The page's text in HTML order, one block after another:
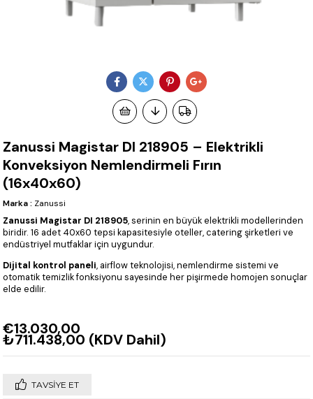
Zanussi Magistar DI 218905 – Elektrikli
Konveksiyon Nemlendirmeli Fırın
(16x40x60)
Marka : Zanussi
Zanussi Magistar DI 218905, serinin en büyük elektrikli modellerinden
biridir. 16 adet 40x60 tepsi kapasitesiyle oteller, catering şirketleri ve
endüstriyel mutfaklar için uygundur.
Dijital kontrol paneli, airflow teknolojisi, nemlendirme sistemi ve
otomatik temizlik fonksiyonu sayesinde her pişirmede homojen sonuçlar
elde edilir.
€13.030,00
₺711.438,00 (KDV Dahil)
TAVSIYE ET